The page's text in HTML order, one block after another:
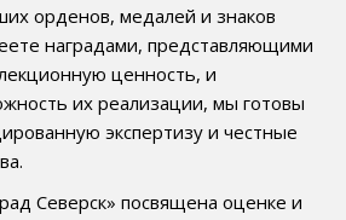
орденов, медалей и знаков
наградами, представляющими
ценность, и
их реализации, мы готовы
экспертизу и честные
Северск» посвящена оценке и